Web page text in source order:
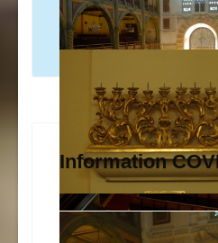
Information